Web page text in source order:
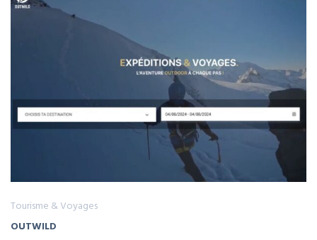
Tourisme & Voyages
OUTWILD